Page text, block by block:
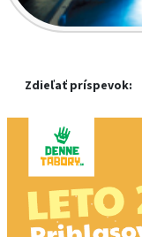
Zdieľať príspevok: